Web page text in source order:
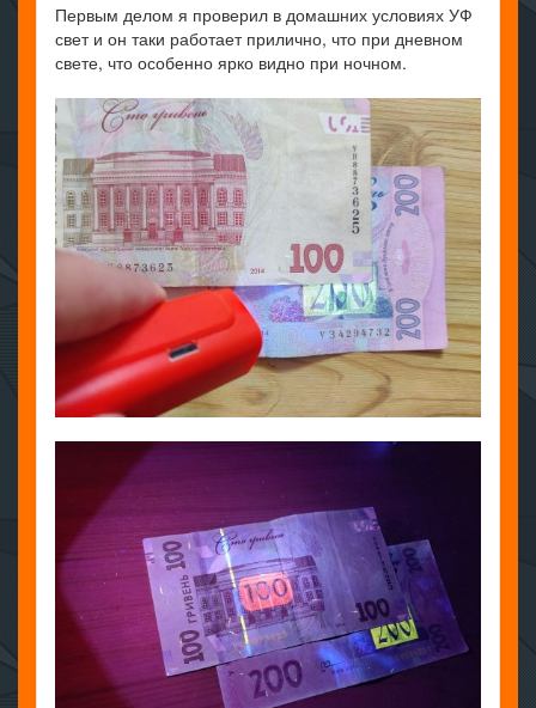
Первым делом я проверил в домашних условиях УФ
свет и он таки работает прилично, что при дневном
свете, что особенно ярко видно при ночном.